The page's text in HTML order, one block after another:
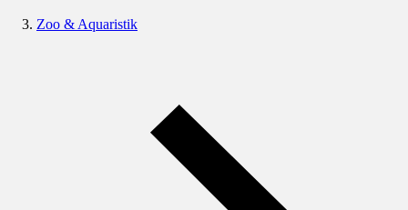
Zoo & Aquaristik